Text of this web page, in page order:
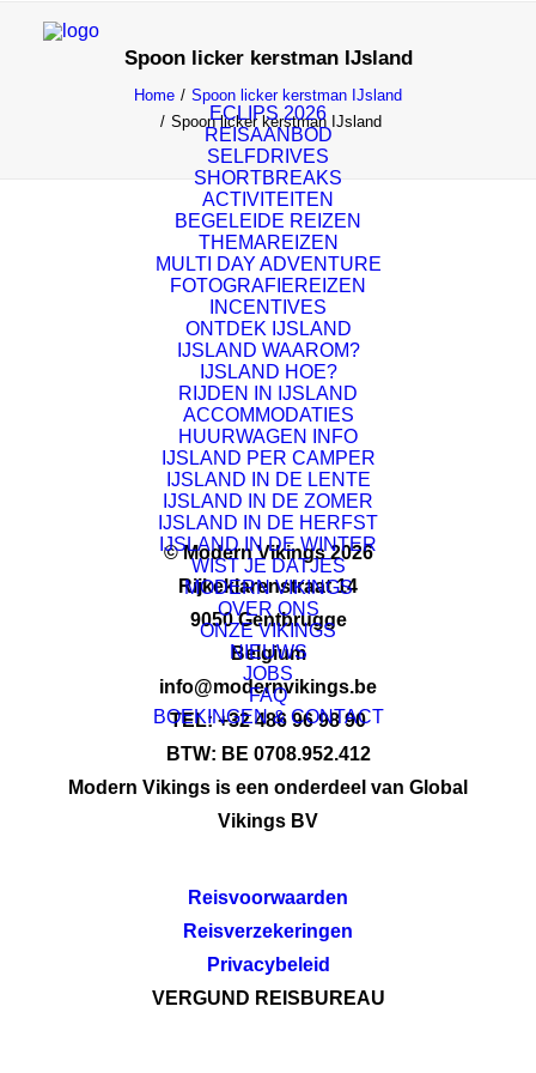
ECLIPS 2026
REISAANBOD
SELFDRIVES
SHORTBREAKS
ACTIVITEITEN
BEGELEIDE REIZEN
THEMAREIZEN
MULTI DAY ADVENTURE
FOTOGRAFIEREIZEN
INCENTIVES
ONTDEK IJSLAND
IJSLAND WAAROM?
IJSLAND HOE?
RIJDEN IN IJSLAND
ACCOMMODATIES
HUURWAGEN INFO
IJSLAND PER CAMPER
IJSLAND IN DE LENTE
IJSLAND IN DE ZOMER
IJSLAND IN DE HERFST
IJSLAND IN DE WINTER
WIST JE DATJES
MODERN VIKINGS
OVER ONS
ONZE VIKINGS
NIEUWS
JOBS
FAQ
BOEKINGEN & CONTACT
Spoon licker kerstman IJsland
Home
Spoon licker kerstman IJsland
Spoon licker kerstman IJsland
© Modern Vikings 2026
Rijkeklarenstraat 14
9050 Gentbrugge
Belgium
info@modernvikings.be
TEL: +32 486 96 98 90
BTW: BE 0708.952.412
Modern Vikings is een onderdeel van Global
Vikings BV
Reisvoorwaarden
Reisverzekeringen
Privacybeleid
VERGUND REISBUREAU